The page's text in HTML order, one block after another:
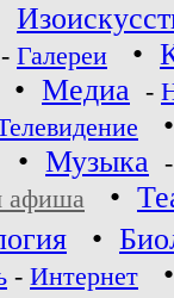
- Галереи •
• Медиа -
• Музыка
афиша •
•
- Интернет